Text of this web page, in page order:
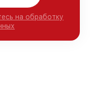
на обработку